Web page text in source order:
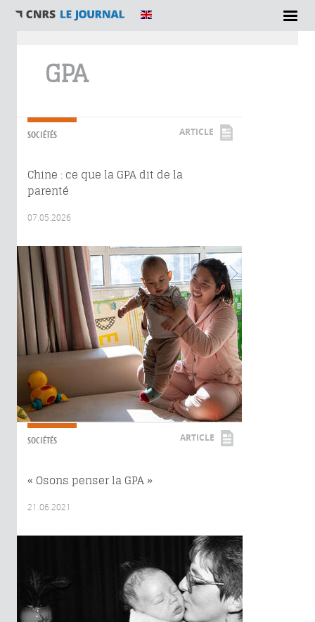
GPA
SOCIÉTÉS ARTICLE
Chine : ce que la GPA dit de la
parenté
07.05.2026
SOCIÉTÉS ARTICLE
« Osons penser la GPA »
21.06.2021